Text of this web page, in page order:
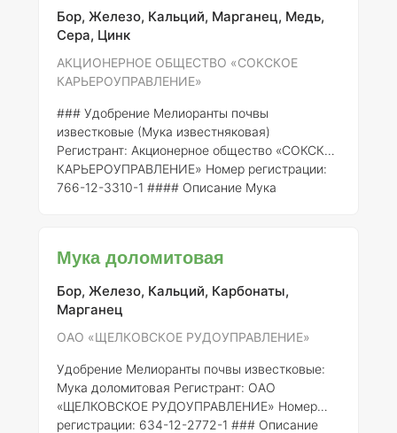
улучшению физико-химических свойств
почвы. Основное назначение данного
удобрения заключается в нейтрализации
кислотности почв, улучшении их структуры и
Бор, Железо, Кальций, Марганец, Медь,
Сера, Цинк
АКЦИОНЕРНОЕ ОБЩЕСТВО «СОКСКОЕ
КАРЬЕРОУПРАВЛЕНИЕ»
### Удобрение Мелиоранты почвы
известковые (Мука известняковая)
Регистрант: Акционерное общество «СОКСКОЕ
КАРЬЕРОУПРАВЛЕНИЕ» Номер регистрации:
766-12-3310-1 #### Описание Мука
магнием, что делает её эффективным
свойств почвы и восстановления её кислотно-
щелочного баланса. Использование муки
известняковой для мелиорации почвы
улучшить структуру п
Мука доломитовая
Бор, Железо, Кальций, Карбонаты,
Марганец
ОАО «ЩЕЛКОВСКОЕ РУДОУПРАВЛЕНИЕ»
Удобрение Мелиоранты почвы известковые:
Мука доломитовая Регистрант: ОАО
«ЩЕЛКОВСКОЕ РУДОУПРАВЛЕНИЕ» Номер
регистрации: 634-12-2772-1 ### Описание